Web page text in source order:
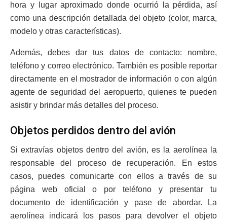
hora y lugar aproximado donde ocurrió la pérdida, así
como una descripción detallada del objeto (color, marca,
modelo y otras características).
Además, debes dar tus datos de contacto: nombre,
teléfono y correo electrónico. También es posible reportar
directamente en el mostrador de información o con algún
agente de seguridad del aeropuerto, quienes te pueden
asistir y brindar más detalles del proceso.
Objetos perdidos dentro del avión
Si extravías objetos dentro del avión, es la aerolínea la
responsable del proceso de recuperación. En estos
casos, puedes comunicarte con ellos a través de su
página web oficial o por teléfono y presentar tu
documento de identificación y pase de abordar. La
aerolínea indicará los pasos para devolver el objeto